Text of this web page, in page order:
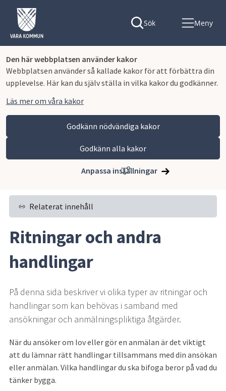
Den här webbplatsen använder kakor
Webbplatsen använder så kallade kakor för att förbättra din
upplevelse. Här kan du själv ställa in vilka kakor du godkänner.
Läs mer om våra kakor
Godkänn nödvändiga kakor
Godkänn alla kakor
Anpassa inställningar
Sök Meny
Vara kommun
Bygga, miljö och infrastruktur
Bygga nytt, ändra eller riva
Relaterat innehåll
Ritningar och andra
handlingar
På denna sida beskriver vi olika typer av ritningar och
handlingar som kan behövas i samband med
ansökningar och anmälningspliktiga åtgärder.
När du ansöker om lov eller gör en anmälan är det viktigt
att du lämnar rätt handlingar tillsammans med din ansökan
eller anmälan. Vilka handlingar du ska bifoga beror på vad du
tänker bygga.